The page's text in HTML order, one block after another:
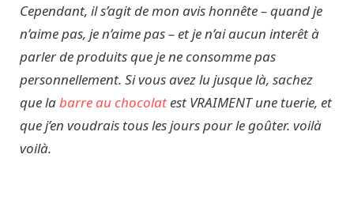
Cependant, il s’agit de mon avis honnête – quand je
n’aime pas, je n’aime pas – et je n’ai aucun interêt à
parler de produits que je ne consomme pas
personnellement. Si vous avez lu jusque là, sachez
que labarre au chocolatest VRAIMENT une tuerie, et
que j’en voudrais tous les jours pour le goûter. voilà
voilà.